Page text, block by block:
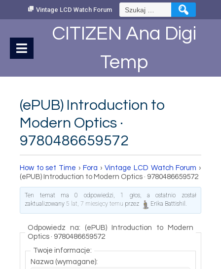
Vintage LCD Watch Forum Szukaj:
CITIZEN Ana Digi
Temp
(ePUB) Introduction to
Modern Optics ·
9780486659572
How to set Time › Fora › Vintage LCD Watch Forum ›
(ePUB) Introduction to Modern Optics · 9780486659572
Ten temat ma 0 odpowiedzi, 1 głos, a ostatnio został
zaktualizowany 5 lat, 7 miesięcy temu przez Erika Battishil .
Odpowiedz na: (ePUB) Introduction to Modern
Optics · 9780486659572
Twoje informacje:
Nazwa (wymagane):